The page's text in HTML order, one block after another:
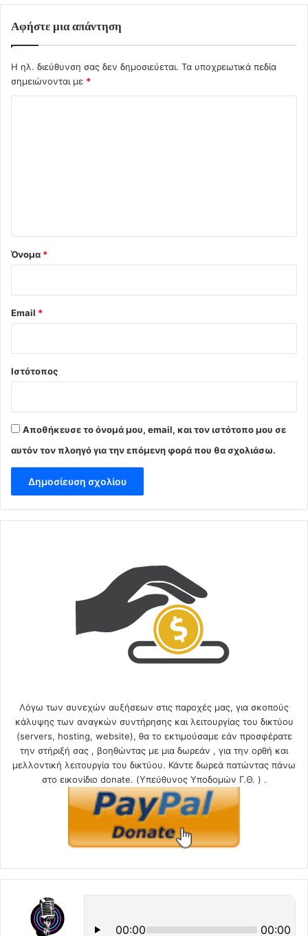
Αφήστε μια απάντηση
Η ηλ. διεύθυνση σας δεν δημοσιεύεται. Τα υποχρεωτικά πεδία
σημειώνονται με *
Όνομα *
Email *
Ιστότοπος
Αποθήκευσε το όνομά μου, email, και τον ιστότοπο μου σε
αυτόν τον πλοηγό για την επόμενη φορά που θα σχολιάσω.
Λόγω των συνεχών αυξήσεων στις παροχές μας, για σκοπούς
κάλυψης των αναγκών συντήρησης και λειτουργίας του δικτύου
(servers, hosting, website), θα το εκτιμούσαμε εάν προσφέρατε
την στήριξή σας , βοηθώντας με μια δωρεάν , για την ορθή και
μελλοντική λειτουργία του δικτύου. Κάντε δωρεά πατώντας πάνω
στο εικονίδιο donate. (Υπεύθυνος Υποδομών Γ.Θ. ) .